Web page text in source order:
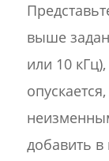
выше
или 10
добавить в